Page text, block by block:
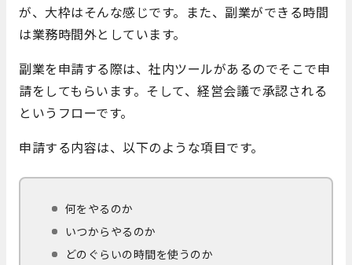
が、大枠はそんな感じです。また、副業ができる時間
は業務時間外としています。
副業を申請する際は、社内ツールがあるのでそこで申
請をしてもらいます。そして、経営会議で承認される
というフローです。
申請する内容は、以下のような項目です。
何をやるのか
いつからやるのか
どのぐらいの時間を使うのか